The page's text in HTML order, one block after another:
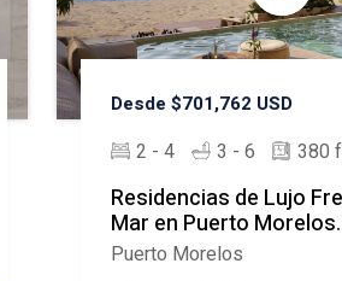
Desde $701,762 USD
2 - 4 3 - 6 380
Residencias de Lujo
Mar en Puerto Morelos
MLS20571
Puerto Morelos